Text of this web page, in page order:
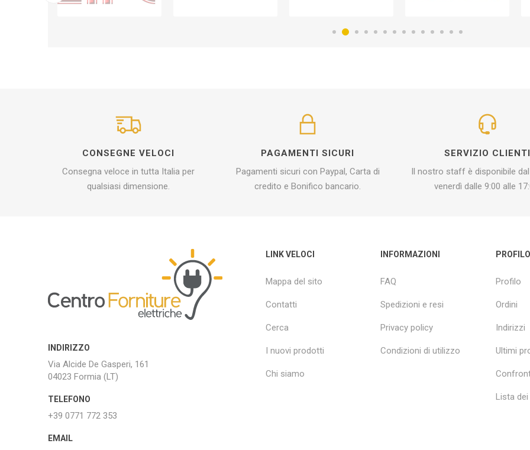
CONSEGNE VELOCI
Consegna veloce in tutta Italia per
qualsiasi dimensione.
PAGAMENTI SICURI
Pagamenti sicuri con Paypal, Carta di
credito e Bonifico bancario.
SERVIZIO CLIENTI
Il nostro staff è disponibile
venerdì dalle 9:00 alle
INDIRIZZO
Via Alcide De Gasperi, 161
04023 Formia (LT)
TELEFONO
+39 0771 772 353
EMAIL
LINK VELOCI
Mappa del sito
Contatti
Cerca
I nuovi prodotti
Chi siamo
INFORMAZIONI
FAQ
Spedizioni e resi
Privacy policy
Condizioni di utilizzo
PROFILO
Profilo
Ordini
Indirizzi
Ultimi
Lista